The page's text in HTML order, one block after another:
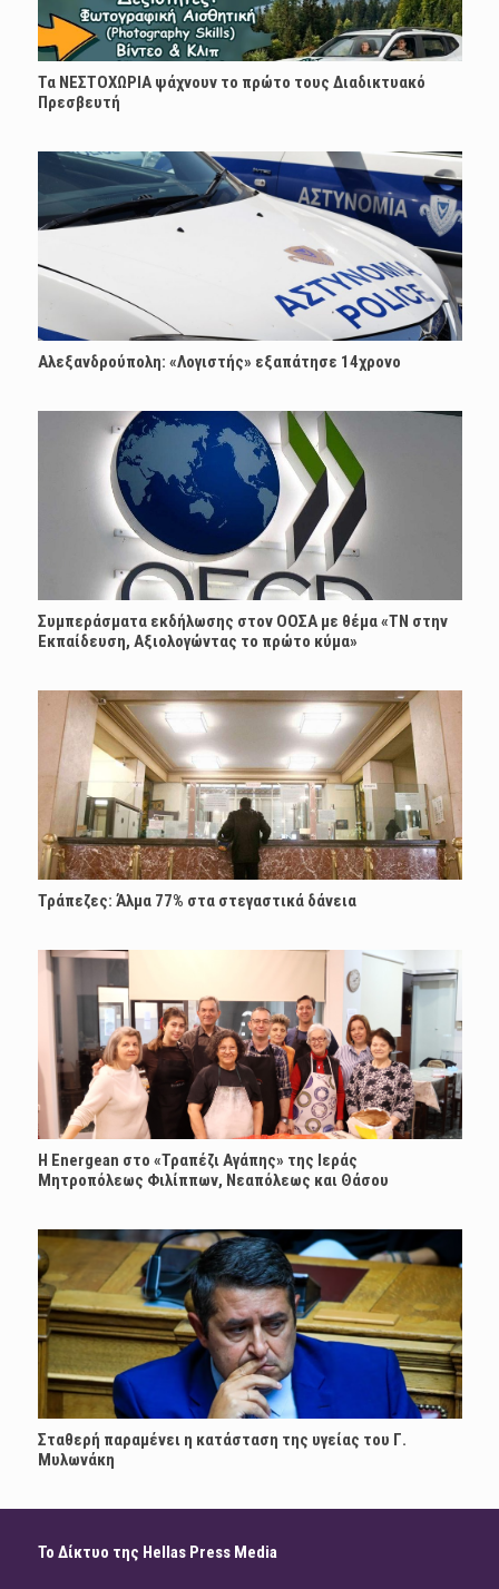
Τα ΝΕΣΤΟΧΩΡΙΑ ψάχνουν το πρώτο τους Διαδικτυακό
Πρεσβευτή
Αλεξανδρούπολη: «Λογιστής» εξαπάτησε 14χρονο
Συμπεράσματα εκδήλωσης στον ΟΟΣΑ με θέμα «ΤΝ στην
Εκπαίδευση, Αξιολογώντας το πρώτο κύμα»
Τράπεζες: Άλμα 77% στα στεγαστικά δάνεια
H Energean στο «Τραπέζι Αγάπης» της Ιεράς
Μητροπόλεως Φιλίππων, Νεαπόλεως και Θάσου
Σταθερή παραμένει η κατάσταση της υγείας του Γ.
Μυλωνάκη
Το Δίκτυο της Hellas Press Media